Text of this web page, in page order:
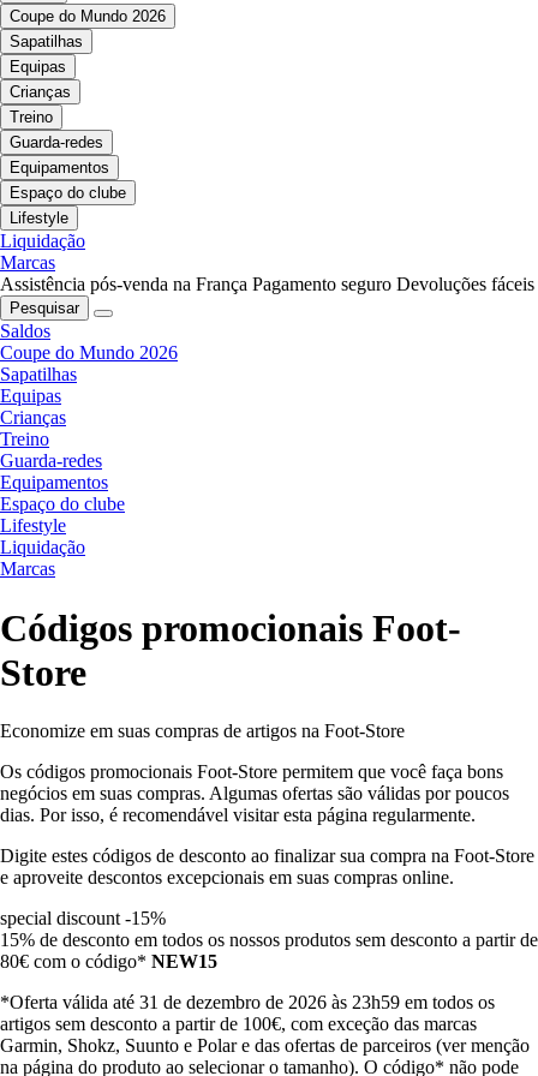
Coupe do Mundo 2026
Sapatilhas
Equipas
Crianças
Treino
Guarda-redes
Equipamentos
Espaço do clube
Lifestyle
Liquidação
Marcas
Assistência pós-venda na França Pagamento seguro Devoluções fáceis
Pesquisar
Saldos
Coupe do Mundo 2026
Sapatilhas
Equipas
Crianças
Treino
Guarda-redes
Equipamentos
Espaço do clube
Lifestyle
Liquidação
Marcas
Códigos promocionais Foot-
Store
Economize em suas compras de artigos na Foot-Store
Os códigos promocionais Foot-Store permitem que você faça bons
negócios em suas compras. Algumas ofertas são válidas por poucos
dias. Por isso, é recomendável visitar esta página regularmente.
Digite estes códigos de desconto ao finalizar sua compra na Foot-Store
e aproveite descontos excepcionais em suas compras online.
special discount -15%
15% de desconto em todos os nossos produtos sem desconto a partir de
80€ com o código* NEW15
*Oferta válida até 31 de dezembro de 2026 às 23h59 em todos os
artigos sem desconto a partir de 100€, com exceção das marcas
Garmin, Shokz, Suunto e Polar e das ofertas de parceiros (ver menção
na página do produto ao selecionar o tamanho). O código* não pode